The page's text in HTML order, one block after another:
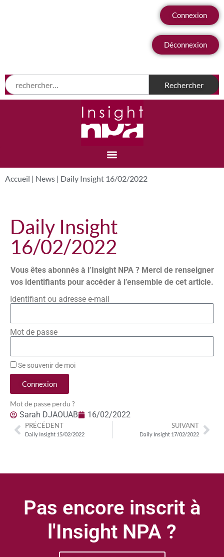
Connexion
Déconnexion
Accueil | News | Daily Insight 16/02/2022
Daily Insight
16/02/2022
Vous êtes abonnés à l’Insight NPA ? Merci de renseigner
vos identifiants pour accéder à l’ensemble de cet article.
Identifiant ou adresse e-mail
Mot de passe
Se souvenir de moi
Connexion
Mot de passe perdu ?
Sarah DJAOUAB 16/02/2022
PRÉCÉDENT
Daily Insight 15/02/2022
SUIVANT
Daily Insight 17/02/2022
Pas encore inscrit à
l'Insight NPA ?